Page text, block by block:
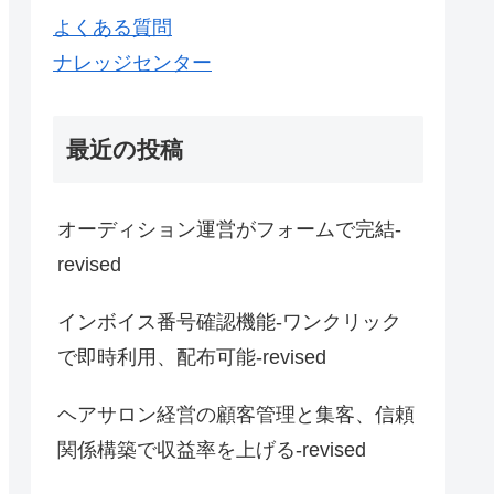
よくある質問
ナレッジセンター
最近の投稿
オーディション運営がフォームで完結-
revised
インボイス番号確認機能-ワンクリック
で即時利用、配布可能-revised
ヘアサロン経営の顧客管理と集客、信頼
関係構築で収益率を上げる-revised